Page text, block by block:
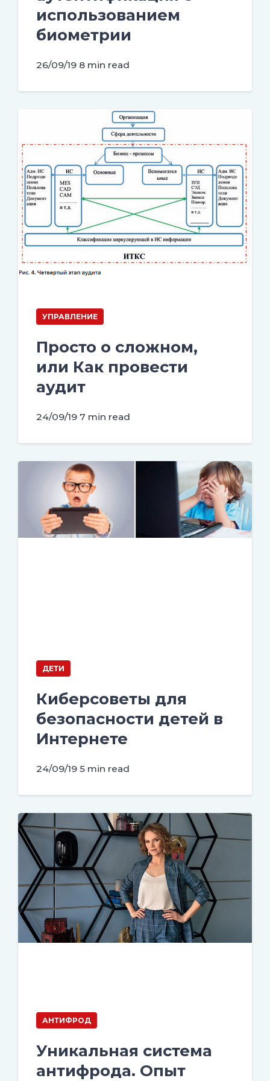
использованием
биометрии
26/09/19 8 min read
УПРАВЛЕНИЕ
Просто о сложном,
или Как провести
аудит
24/09/19 7 min read
ДЕТИ
Киберсоветы для
безопасности детей в
Интернете
24/09/19 5 min read
АНТИФРОД
Уникальная система
антифрода. Опыт